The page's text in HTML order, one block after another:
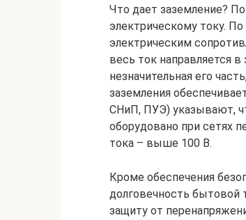
Что дает заземление?
электрическому току.
электрическим
весь ток направляется
незначительная его
заземления
СНиП, ПУЭ) указывают,
оборудовано при сетях
тока – выше 100 В.
Кроме обеспечения
долговечность бытовой
защиту от